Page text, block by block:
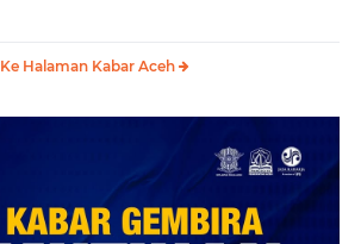
Ke Halaman Kabar Aceh